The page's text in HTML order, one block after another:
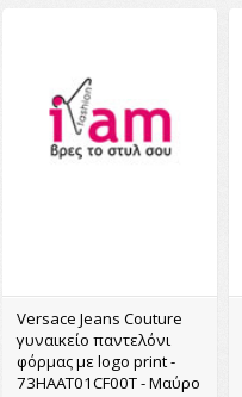
Versace Jeans Couture
γυναικείο παντελόνι
φόρμας με logo print -
73HAAT01CF00T - Μαύρο